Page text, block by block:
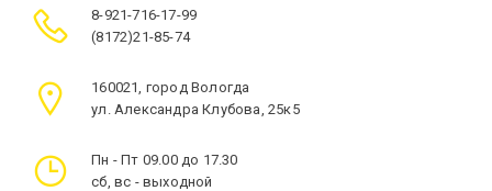
8-921-716-17-99
(8172)21-85-74
160021, город Вологда
ул. Александра Клубова, 25к5
Пн - Пт 09.00 до 17.30
сб, вс - выходной